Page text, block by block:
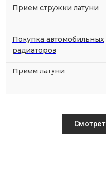
Прием стружки латуни
Покупка автомобильных
радиаторов
Прием латуни